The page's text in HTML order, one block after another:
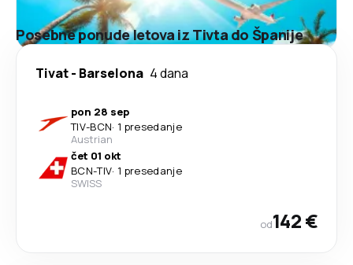
Posebne ponude letova iz Tivta do Španije
Tivat- Barselona 4 dana
pon 28 sep
TIV-BCN· 1 presedanje
Austrian
čet 01 okt
BCN-TIV· 1 presedanje
SWISS
od142 €